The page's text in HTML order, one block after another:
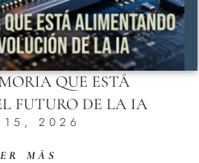
QUE ESTÁ
FUTURO DE LA IA
2026
MÁS